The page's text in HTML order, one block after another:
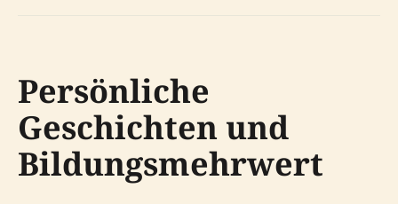
Persönliche
Geschichten und
Bildungsmehrwert